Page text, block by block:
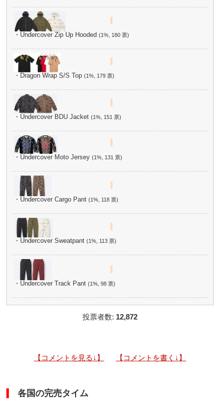
・Undercover Zip Up Hooded(1%, 180 票)
・Dragon Wrap S/S Top(1%, 179 票)
・Undercover BDU Jacket(1%, 151 票)
・Undercover Moto Jersey(1%, 131 票)
・Undercover Cargo Pant(1%, 118 票)
・Undercover Sweatpant(1%, 113 票)
・Undercover Track Pant(1%, 98 票)
投票者数: 12,872
【コメントを見る↓】 【コメントを書く↓】
各国の完売タイム